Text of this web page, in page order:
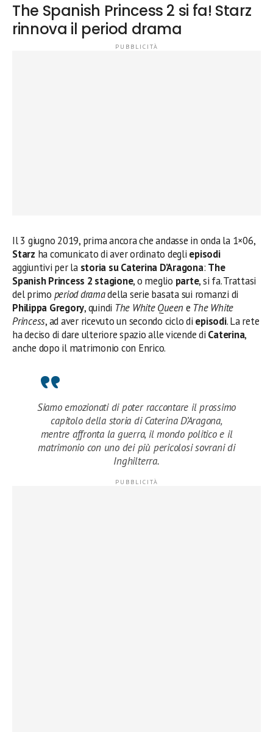
The Spanish Princess 2 si fa! Starz
rinnova il period drama
Il 3 giugno 2019, prima ancora che andasse in onda la 1×06,
Starz ha comunicato di aver ordinato degli episodi
aggiuntivi per la storia su Caterina D’Aragona: The
Spanish Princess 2 stagione, o meglio parte, si fa. Trattasi
del primo period dramadella serie basata sui romanzi di
Philippa Gregory, quindi The White Queen e The White
Princess, ad aver ricevuto un secondo ciclo di episodi. La rete
ha deciso di dare ulteriore spazio alle vicende di Caterina,
anche dopo il matrimonio con Enrico.
Siamo emozionati di poter raccontare il prossimo
capitolo della storia di Caterina D’Aragona,
mentre affronta la guerra, il mondo politico e il
matrimonio con uno dei più pericolosi sovrani di
Inghilterra.